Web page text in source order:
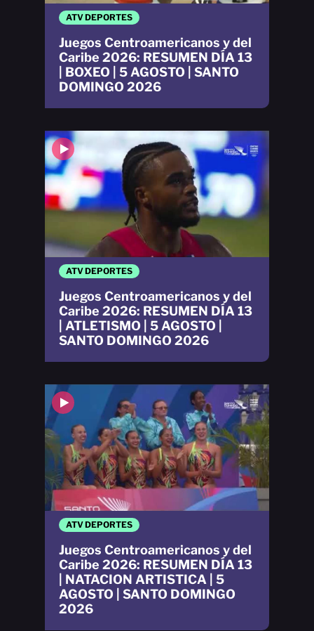
ATV DEPORTES
Juegos Centroamericanos y del
Caribe 2026: RESUMEN DÍA 13
| ATLETISMO | 5 AGOSTO |
SANTO DOMINGO 2026
ATV DEPORTES
Juegos Centroamericanos y del
Caribe 2026: RESUMEN DÍA 13
| BOXEO | 5 AGOSTO | SANTO
DOMINGO 2026
ATV DEPORTES
Juegos Centroamericanos y del
Caribe 2026: RESUMEN DÍA 13
| NATACION ARTISTICA | 5
AGOSTO | SANTO DOMINGO
2026